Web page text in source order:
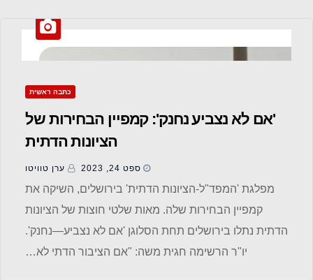
כתבה ראשית
'אם לא נצביע נחנק': קמפיין הבחירות של
הציונות הדתית
ספט 24, 2023 ערן טוויטו
מפלגת 'המפד"ל-הציונות הדתית' בירושלים, השיקה את
קמפיין הבחירות שלה. מאות שלטי חוצות של הציונות
הדתית נתלו בירושלים תחת הסלוגן 'אם לא נצביע—נחנק'.
יו"ר הרשימה חגית משה: "אם הציבור הדתי לא…